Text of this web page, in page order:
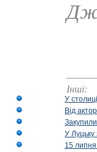
Інші:
У
Від
У Луцьку
15 липня